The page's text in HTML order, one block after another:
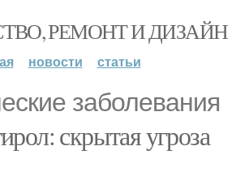
РЕМОНТ И ДИЗАЙН
новости статьи
заболевания
скрытая угроза